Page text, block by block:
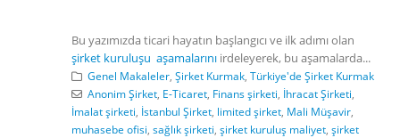
Bu yazımızda ticari hayatın başlangıcı ve ilk adımı olan
şirket kuruluşu aşamalarını irdeleyerek, bu aşamalarda...
Genel Makaleler, Şirket Kurmak, Türkiye'de Şirket Kurmak
Anonim Şirket, E-Ticaret, Finans şirketi, İhracat Şirketi,
İmalat şirketi, İstanbul Şirket, limited şirket, Mali Müşavir,
muhasebe ofisi, sağlık şirketi, şirket kuruluş maliyet, şirket